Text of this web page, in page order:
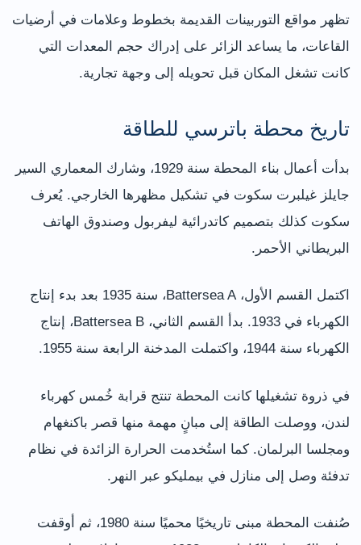
تظهر مواقع التوربينات القديمة بخطوط وعلامات في أرضيات
القاعات، ما يساعد الزائر على إدراك حجم المعدات التي
كانت تشغل المكان قبل تحويله إلى وجهة تجارية.
تاريخ محطة باترسي للطاقة
بدأت أعمال بناء المحطة سنة 1929، وشارك المعماري السير
جايلز غيلبرت سكوت في تشكيل مظهرها الخارجي. يُعرف
سكوت كذلك بتصميم كاتدرائية ليفربول وصندوق الهاتف
البريطاني الأحمر.
اكتمل القسم الأول، Battersea A، سنة 1935 بعد بدء إنتاج
الكهرباء في 1933. بدأ القسم الثاني، Battersea B، إنتاج
الكهرباء سنة 1944، واكتملت المدخنة الرابعة سنة 1955.
في ذروة تشغيلها كانت المحطة تنتج قرابة خُمس كهرباء
لندن، ووصلت الطاقة إلى مبانٍ مهمة منها قصر باكنغهام
ومجلسا البرلمان. كما استُخدمت الحرارة الزائدة في نظام
تدفئة وصل إلى منازل في بيمليكو عبر النهر.
صُنفت المحطة مبنى تاريخيًا محميًا سنة 1980، ثم أوقفت